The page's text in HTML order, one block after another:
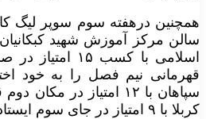
همچنین درهفته سوم سوپر لیگ
سالن مرکز آموزش شهید کبکانیان
اسلامی با کسب
قهرمانی نیم فصل را به خود
سپاهان با ۱۲ امتیاز در
کربلا با ۹ امتیاز در جای سوم ایستاد.